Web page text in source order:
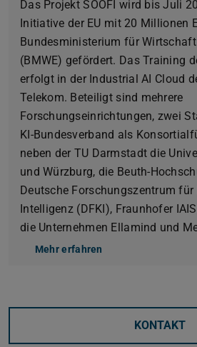
Das Projekt SOOFI wird bis Juli
Initiative der EU mit 20 Millionen
Bundesministerium für
(BMWE) gefördert. Das Training
erfolgt in der Industrial AI Cloud
Telekom. Beteiligt sind mehrere
Forschungseinrichtungen, zwei
KI-Bundesverband als
neben der TU Darmstadt die
und Würzburg, die Beuth-
Deutsche Forschungszentrum
Intelligenz (DFKI), Fraunhofer
die Unternehmen Ellamind und
Mehr erfahren
KONTAKT